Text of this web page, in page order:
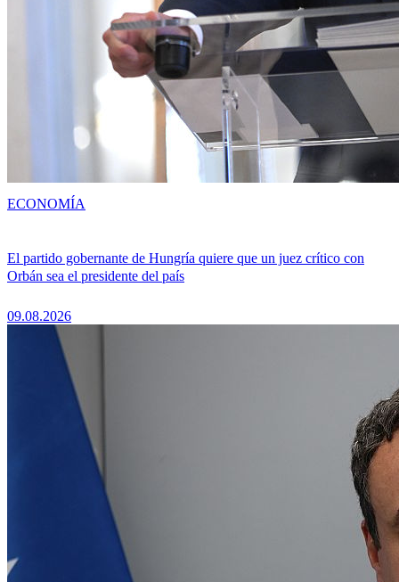
El partido gobernante de Hungría quiere que un juez crítico con
Orbán sea el presidente del país
09.08.2026
ECONOMÍA